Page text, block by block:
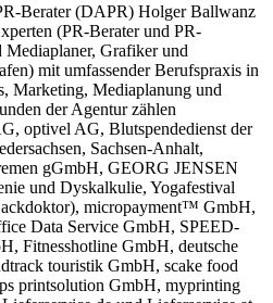
Berater (DAPR) Holger Ballwanz
(PR-Berater und PR-
Mediaplaner, Grafiker und
mit umfassender Berufspraxis in
Marketing, Mediaplanung und
der Agentur zählen
optivel AG, Blutspendedienst der
Sachsen-Anhalt,
gGmbH, GEORG JENSEN
und Dyskalkulie, Yogafestival
micropayment™ GmbH,
Data Service GmbH, SPEED-
Fitnesshotline GmbH, deutsche
touristik GmbH, scake food
printsolution GmbH, myprinting